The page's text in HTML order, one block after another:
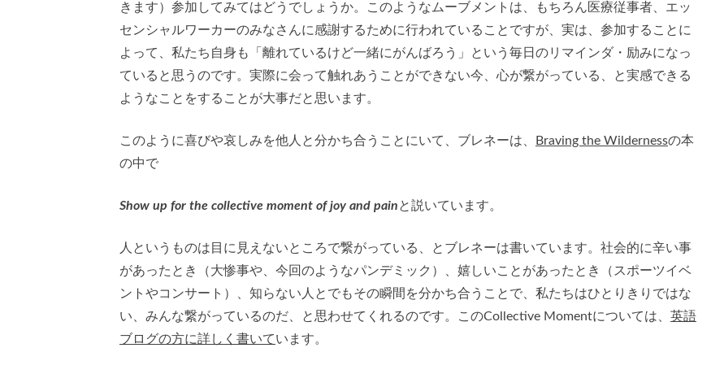
きます）参加してみてはどうでしょうか。このようなムーブメントは、もちろん医療従事者、エッ
センシャルワーカーのみなさんに感謝するために行われていることですが、実は、参加することに
よって、私たち自身も「離れているけど一緒にがんばろう」という毎日のリマインダ・励みになっ
ていると思うのです。実際に会って触れあうことができない今、心が繋がっている、と実感できる
ようなことをすることが大事だと思います。
このように喜びや哀しみを他人と分かち合うことにいて、ブレネーは、 Braving the Wildernessの本
の中で
Show up for the collective moment of joy and painと説いています。
人というものは目に見えないところで繋がっている、とブレネーは書いています。社会的に辛い事
があったとき（大惨事や、今回のようなパンデミック）、嬉しいことがあったとき（スポーツイベ
ントやコンサート）、知らない人とでもその瞬間を分かち合うことで、私たちはひとりきりではな
い、みんな繋がっているのだ、と思わせてくれるのです。このCollective Momentについては、 英語
ブログの方に詳しく書いています。